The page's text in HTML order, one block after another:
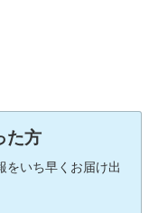
た方
をいち早くお届け出